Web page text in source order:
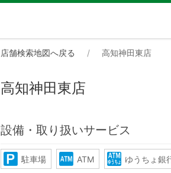
店舗検索地図へ戻る 高知神田東店
高知神田東店
設備・取り扱いサービス
駐車場 ATM ゆうちょ銀